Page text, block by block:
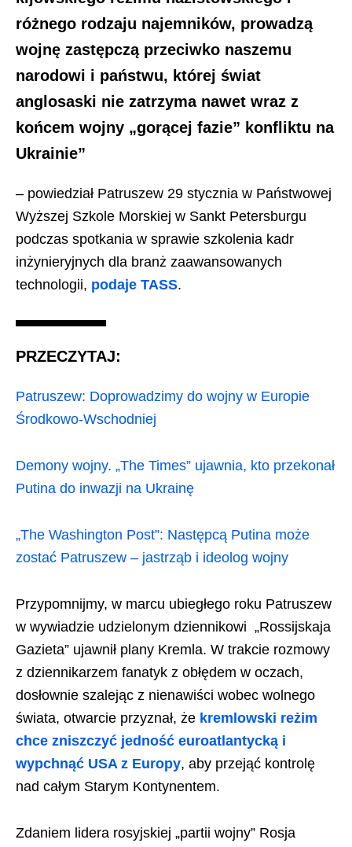
różnego rodzaju najemników, prowadzą
wojnę zastępczą przeciwko naszemu
narodowi i państwu, której świat
anglosaski nie zatrzyma nawet wraz z
końcem wojny „gorącej fazie” konfliktu na
Ukrainie”
– powiedział Patruszew 29 stycznia w Państwowej
Wyższej Szkole Morskiej w Sankt Petersburgu
podczas spotkania w sprawie szkolenia kadr
inżynieryjnych dla branż zaawansowanych
technologii, podaje TASS.
PRZECZYTAJ:
Patruszew: Doprowadzimy do wojny w Europie
Środkowo-Wschodniej
Demony wojny. „The Times” ujawnia, kto przekonał
Putina do inwazji na Ukrainę
„The Washington Post”: Następcą Putina może
zostać Patruszew – jastrząb i ideolog wojny
Przypomnijmy, w marcu ubiegłego roku Patruszew
w wywiadzie udzielonym dziennikowi ​ „Rossijskaja
Gazieta” ujawnił plany Kremla. W trakcie rozmowy
z dziennikarzem fanatyk z obłędem w oczach,
dosłownie szalejąc z nienawiści wobec wolnego
świata, otwarcie przyznał, że kremlowski reżim
chce zniszczyć jedność euroatlantycką i
wypchnąć USA z Europy, aby przejąć kontrolę
nad całym Starym Kontynentem.
Zdaniem lidera rosyjskiej „partii wojny” Rosja